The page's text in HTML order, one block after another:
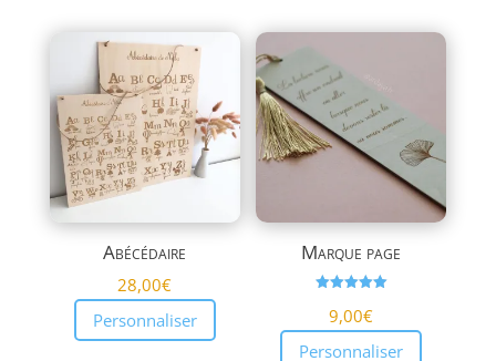
Abécédaire
28,00€
Personnaliser
Marque page
5.00
sur 5
9,00€
Personnaliser